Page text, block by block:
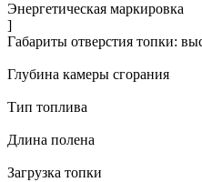
Энергетическая маркировка
]
Габариты отверстия топки:
Глубина камеры сгорания
Тип топлива
Длина полена
Загрузка топки